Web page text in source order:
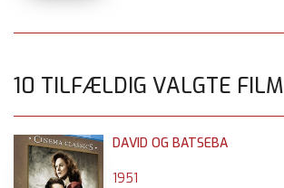
10 TILFÆLDIG VALGTE FILM
DAVID OG BATSEBA
1951